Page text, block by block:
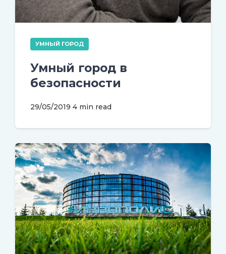
УМНЫЙ ГОРОД
Умный город в
безопасности
29/05/2019 4 min read